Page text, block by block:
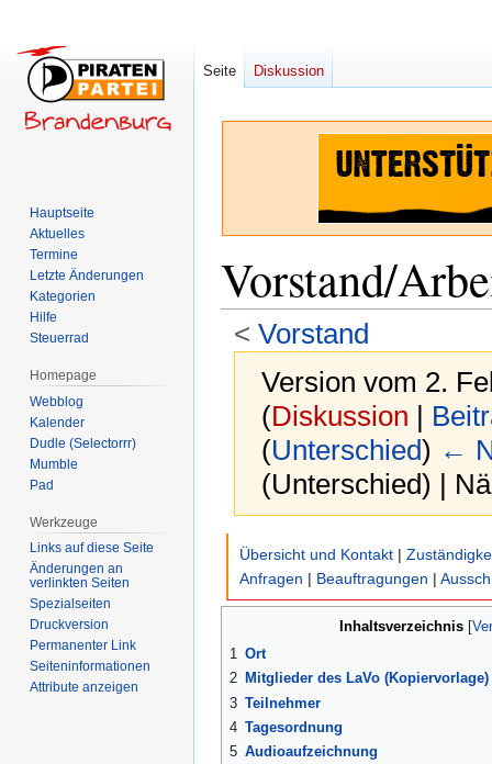
Vorstand/
< Vorstand
Version vom 2.
(Diskussion |
(Unterschied) ←
(Unterschied) |
Zur
springen
Zur
springen
Übersicht und Kontakt |
Anfragen | Beauftragungen |
Inhaltsverzeichnis
1 Ort
2 Mitglieder des LaVo (Kopiervorlage)
3 Teilnehmer
4 Tagesordnung
5 Audioaufzeichnung
Seite Diskussion
Hauptseite
Aktuelles
Termine
Letzte Änderungen
Kategorien
Hilfe
Steuerrad
Homepage
Webblog
Kalender
Dudle (Selectorrr)
Mumble
Pad
Werkzeuge
Links auf diese Seite
Änderungen an
verlinkten Seiten
Spezialseiten
Druckversion
Permanenter Link
Seiten­­informationen
Attribute anzeigen